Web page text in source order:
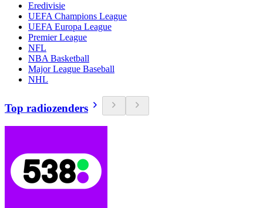
Eredivisie
UEFA Champions League
UEFA Europa League
Premier League
NFL
NBA Basketball
Major League Baseball
NHL
Top radiozenders